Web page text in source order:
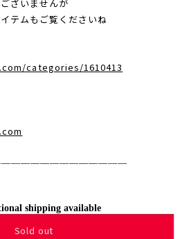
ざいませんが
テムもご覧くださいね
categories/1610413
shipping available
Sold out